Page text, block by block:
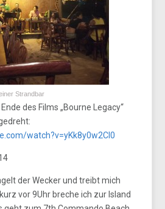
Strandbar
des Films „Bourne Legacy“
watch?v=yKk8y0w2Cl0
der Wecker und treibt mich
vor 9Uhr breche ich zur Island